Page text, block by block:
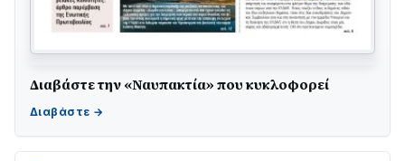
Διαβάστε την «Ναυπακτία» που κυκλοφορεί
Γιορτή της Τράτας 2026 | Ερατεινή Δωρίδας:
Παράδοση, Χορός & Γλέντι!
08/08 • 12:01